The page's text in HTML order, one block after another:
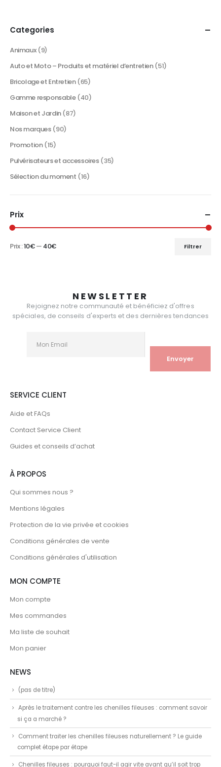
choisies
page
Categories
Animaux (9)
Auto et Moto – Produits et matériel d’entretien (51)
Bricolage et Entretien (65)
Gamme responsable (40)
Maison et Jardin (87)
Nos marques (90)
Promotion (15)
Pulvérisateurs et accessoires (35)
Sélection du moment (16)
Prix
Filtrer
Prix :10€— 40€
NEWSLETTER
Rejoignez notre communauté et bénéficiez d'offres
spéciales, de conseils d'experts et des dernières tendances
SERVICE CLIENT
Aide et FAQs
Contact Service Client
Guides et conseils d’achat
À PROPOS
Qui sommes nous ?
Mentions légales
Protection de la vie privée et cookies
Conditions générales de vente
Conditions générales d'utilisation
MON COMPTE
Mon compte
Mes commandes
Ma liste de souhait
Mon panier
NEWS
(pas de titre)
Après le traitement contre les chenilles fileuses : comment savoir
si ça a marché ?
Comment traiter les chenilles fileuses naturellement ? Le guide
complet étape par étape
Chenilles fileuses : pourquoi faut-il agir vite avant qu’il soit trop